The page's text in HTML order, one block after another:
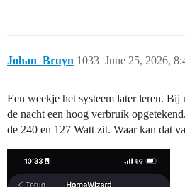
Johan_Bruyn June 25, 2026,
1033
Een weekje het systeem later leren.
de nacht een hoog verbruik
de 240 en 127 Watt zit. Waar kan dat